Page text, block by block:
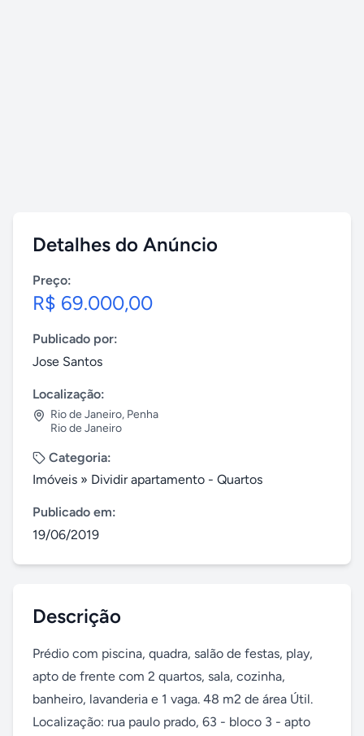
Detalhes do Anúncio
Preço:
R$ 69.000,00
Publicado por:
Jose Santos
Localização:
Rio de Janeiro, Penha
Rio de Janeiro
Categoria:
Imóveis » Dividir apartamento - Quartos
Publicado em:
19/06/2019
Descrição
Prédio com piscina, quadra, salão de festas, play,
apto de frente com 2 quartos, sala, cozinha,
banheiro, lavanderia e 1 vaga. 48 m2 de área Útil.
Localização: rua paulo prado, 63 - bloco 3 - apto